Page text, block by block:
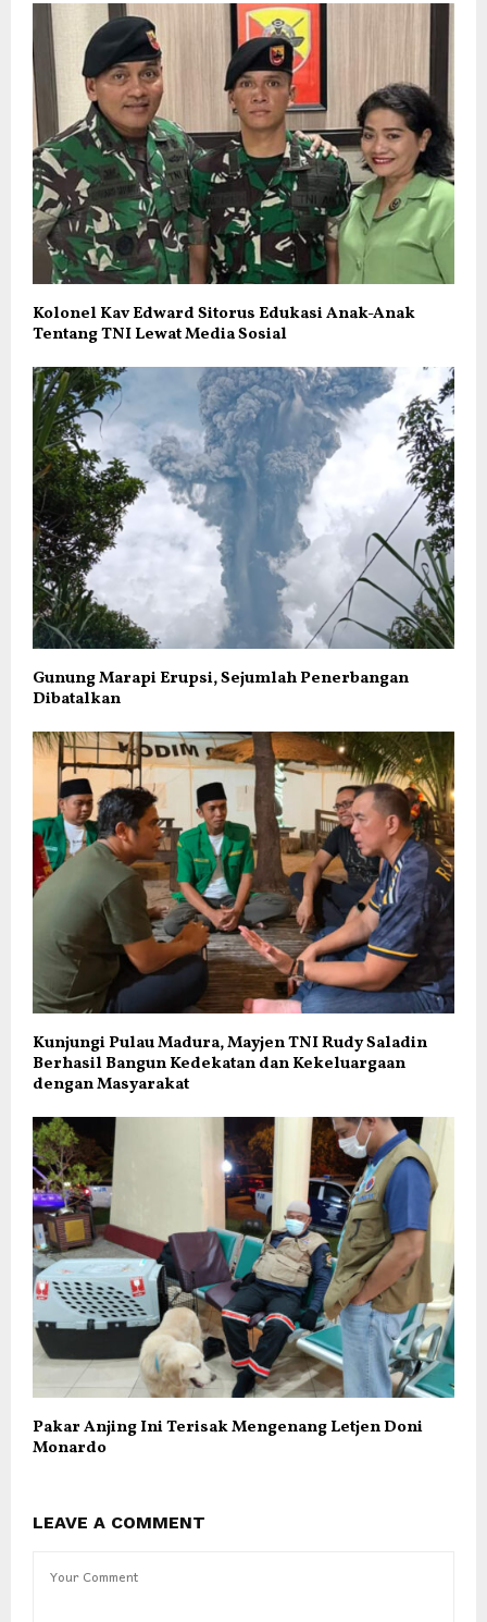
Kolonel Kav Edward Sitorus Edukasi Anak-Anak
Tentang TNI Lewat Media Sosial
Gunung Marapi Erupsi, Sejumlah Penerbangan
Dibatalkan
Kunjungi Pulau Madura, Mayjen TNI Rudy Saladin
Berhasil Bangun Kedekatan dan Kekeluargaan
dengan Masyarakat
Pakar Anjing Ini Terisak Mengenang Letjen Doni
Monardo
LEAVE A COMMENT